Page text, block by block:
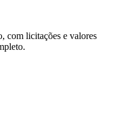
com licitações e valores